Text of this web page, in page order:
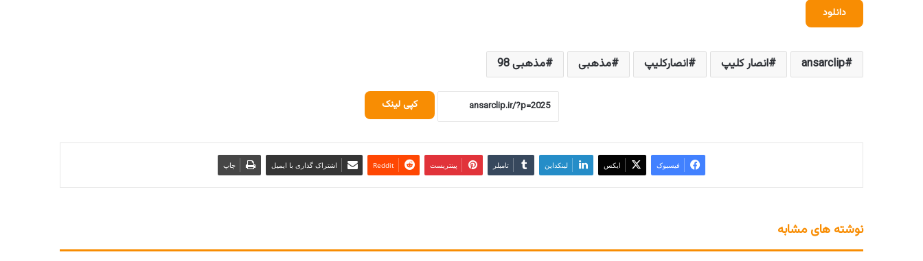
دانلود
ansarclip انصار کلیپ انصارکلیپ مذهبی مذهبی 98
کپی لینک
فیسبوک ایکس لینکداین تامبلر پینتریست Reddit اشتراک گذاری با ایمیل چاپ
نوشته های مشابه